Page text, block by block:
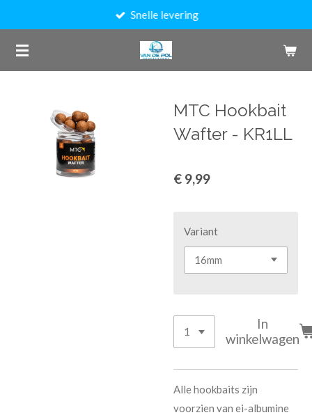
naar
de
Snelle levering
MTC Hookbait
Wafter - KR1LL
€ 9,99
Variant
In
winkelwagen
Alle hookbaits zijn
voorzien van ei-albumine